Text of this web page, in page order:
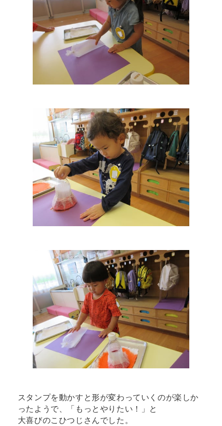
スタンプを動かすと形が変わっていくのが楽しか
ったようで、「もっとやりたい！」と
大喜びのこひつじさんでした。